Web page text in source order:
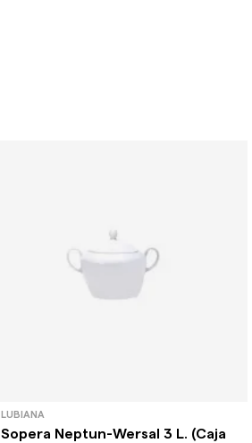
LUBIANA
Sopera Neptun-Wersal 3 L. (Caja